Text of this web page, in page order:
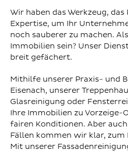
Wir haben das Werkzeug,
Expertise, um Ihr
noch sauberer zu machen.
Immobilien sein? Unser
breit gefächert.
Mithilfe unserer Praxis- und
Eisenach, unserer
Glasreinigung oder
Ihre Immobilien zu Vorzeige-
fairen Konditionen. Aber
Fällen kommen wir klar,
Mit unserer